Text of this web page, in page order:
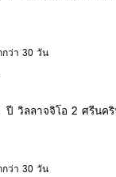
ว่า 30 วัน
ปี วิลลาจจิโอ 2 ศรีนค
ว่า 30 วัน